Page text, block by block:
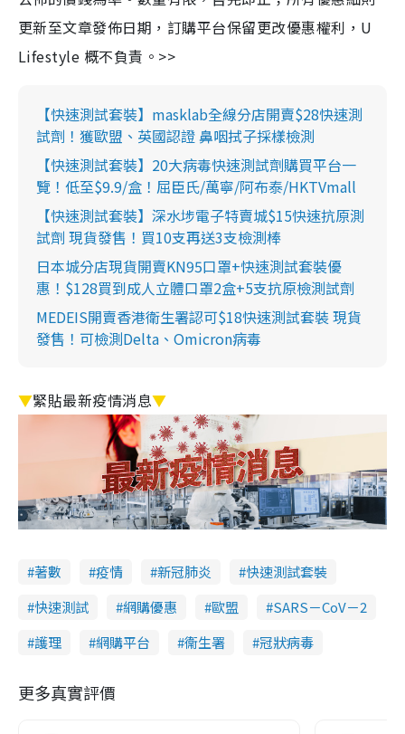
更新至文章發佈日期，訂購平台保留更改優惠權利，U
Lifestyle 概不負責。>>
【快速測試套裝】masklab全線分店開賣$28快速測
試劑！獲歐盟、英國認證 鼻咽拭子採樣檢測
【快速測試套裝】20大病毒快速測試劑購買平台一
覽！低至$9.9/盒！屈臣氏/萬寧/阿布泰/HKTVmall
【快速測試套裝】深水埗電子特賣城$15快速抗原測
試劑 現貨發售！買10支再送3支檢測棒
日本城分店現貨開賣KN95口罩+快速測試套裝優
惠！$128買到成人立體口罩2盒+5支抗原檢測試劑
MEDEIS開賣香港衛生署認可$18快速測試套裝 現貨
發售！可檢測Delta、Omicron病毒
▼緊貼最新疫情消息▼
著數 疫情 新冠肺炎
快速測試套裝
快速測試
網購優惠 歐盟
SARS－CoV－2
護理
網購平台 衞生署 冠狀病毒
更多真實評價